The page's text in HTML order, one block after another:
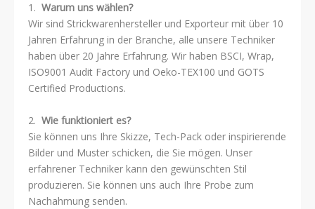
1. Warum uns wählen?
Wir sind Strickwarenhersteller und Exporteur mit über 10
Jahren Erfahrung in der Branche, alle unsere Techniker
haben über 20 Jahre Erfahrung. Wir haben BSCI, Wrap,
ISO9001 Audit Factory und Oeko-TEX100 und GOTS
Certified Productions.
2. Wie funktioniert es?
Sie können uns Ihre Skizze, Tech-Pack oder inspirierende
Bilder und Muster schicken, die Sie mögen. Unser
erfahrener Techniker kann den gewünschten Stil
produzieren. Sie können uns auch Ihre Probe zum
Nachahmung senden.